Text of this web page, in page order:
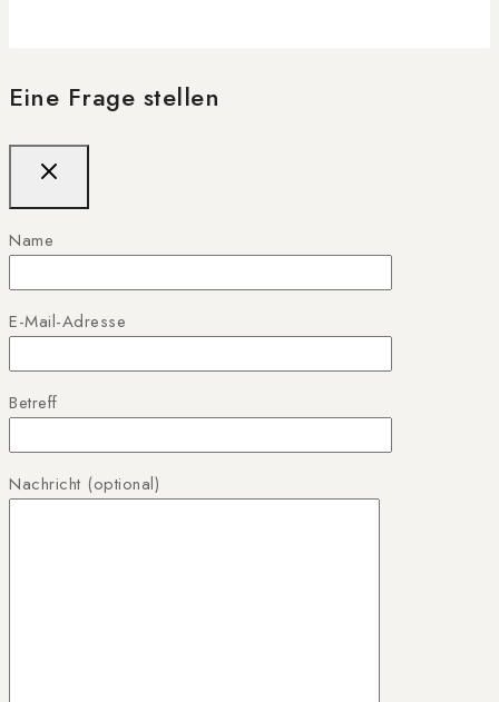
Eine Frage stellen
Name
E-Mail-Adresse
Betreff
Nachricht (optional)